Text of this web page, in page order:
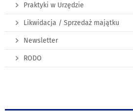
Praktyki w Urzędzie
Likwidacja / Sprzedaż majątku
Newsletter
RODO